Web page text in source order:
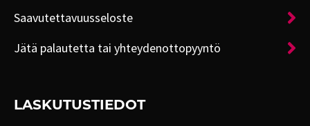
Saavutettavuusseloste
Jätä palautetta tai yhteydenottopyyntö
LASKUTUSTIEDOT